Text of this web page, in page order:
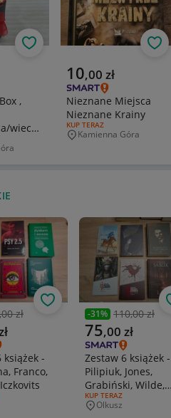
,
wieczna
Obserwuj
Aktualna cena
10,00 zł
Nieznane Miejsca
Nieznane Krainy
RODZAJ OFERTY:
KUP TERAZ
Miejscowość
Kamienna Góra
cena
zł
książek -
Franco,
Obserwuj
Poprzednia cena
-31% 110,00 zł
Aktualna cena
75,00 zł
Zestaw 6 książek -
Pilipiuk, Jones,
Grabiński, Wilde,
Sablik
RODZAJ OFERTY:
KUP TERAZ
Miejscowość
Olkusz